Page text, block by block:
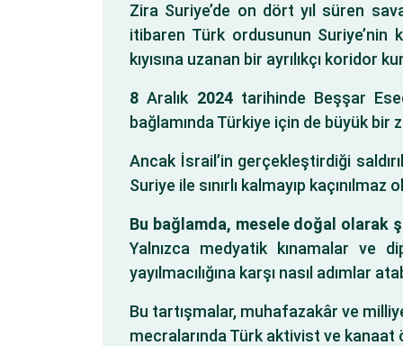
Zira Suriye’de on dört yıl süren
itibaren Türk ordusunun Suriye’nin
kıyısına uzanan bir ayrılıkçı koridor
8 Aralık 2024tarihinde Beşşar
bağlamında Türkiye için de büyük bir
Ancak İsrail’in gerçekleştirdiği
Suriye ile sınırlı kalmayıp
Bu bağlamda, mesele doğal olarak
Yalnızca medyatik kınamalar ve
yayılmacılığına karşı nasıl adımlar
Bu tartışmalar, muhafazakâr ve
mecralarında Türk aktivist ve